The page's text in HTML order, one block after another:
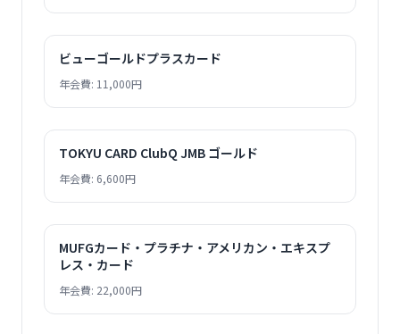
ビューゴールドプラスカード
年会費: 11,000円
TOKYU CARD ClubQ JMB ゴールド
年会費: 6,600円
MUFGカード・プラチナ・アメリカン・エキスプ
レス・カード
年会費: 22,000円